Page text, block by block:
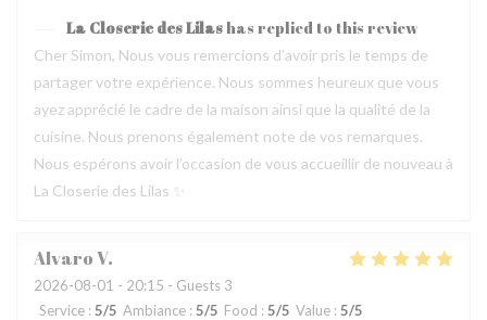
La Closerie des Lilashas replied to this review
Cher Simon, Nous vous remercions d’avoir pris le temps de
partager votre expérience. Nous sommes heureux que vous
ayez apprécié le cadre de la maison ainsi que la qualité de la
cuisine. Nous prenons également note de vos remarques.
Nous espérons avoir l’occasion de vous accueillir de nouveau à
La Closerie des Lilas ✨
AlvaroV
2026-08-01 - 20:15 - Guests 3
Service : 5/5 Ambiance : 5/5 Food : 5/5 Value : 5/5